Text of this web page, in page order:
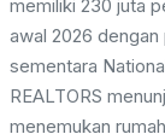
memiliki 230 juta
awal 2026
sementara
REALTORS
menemukan